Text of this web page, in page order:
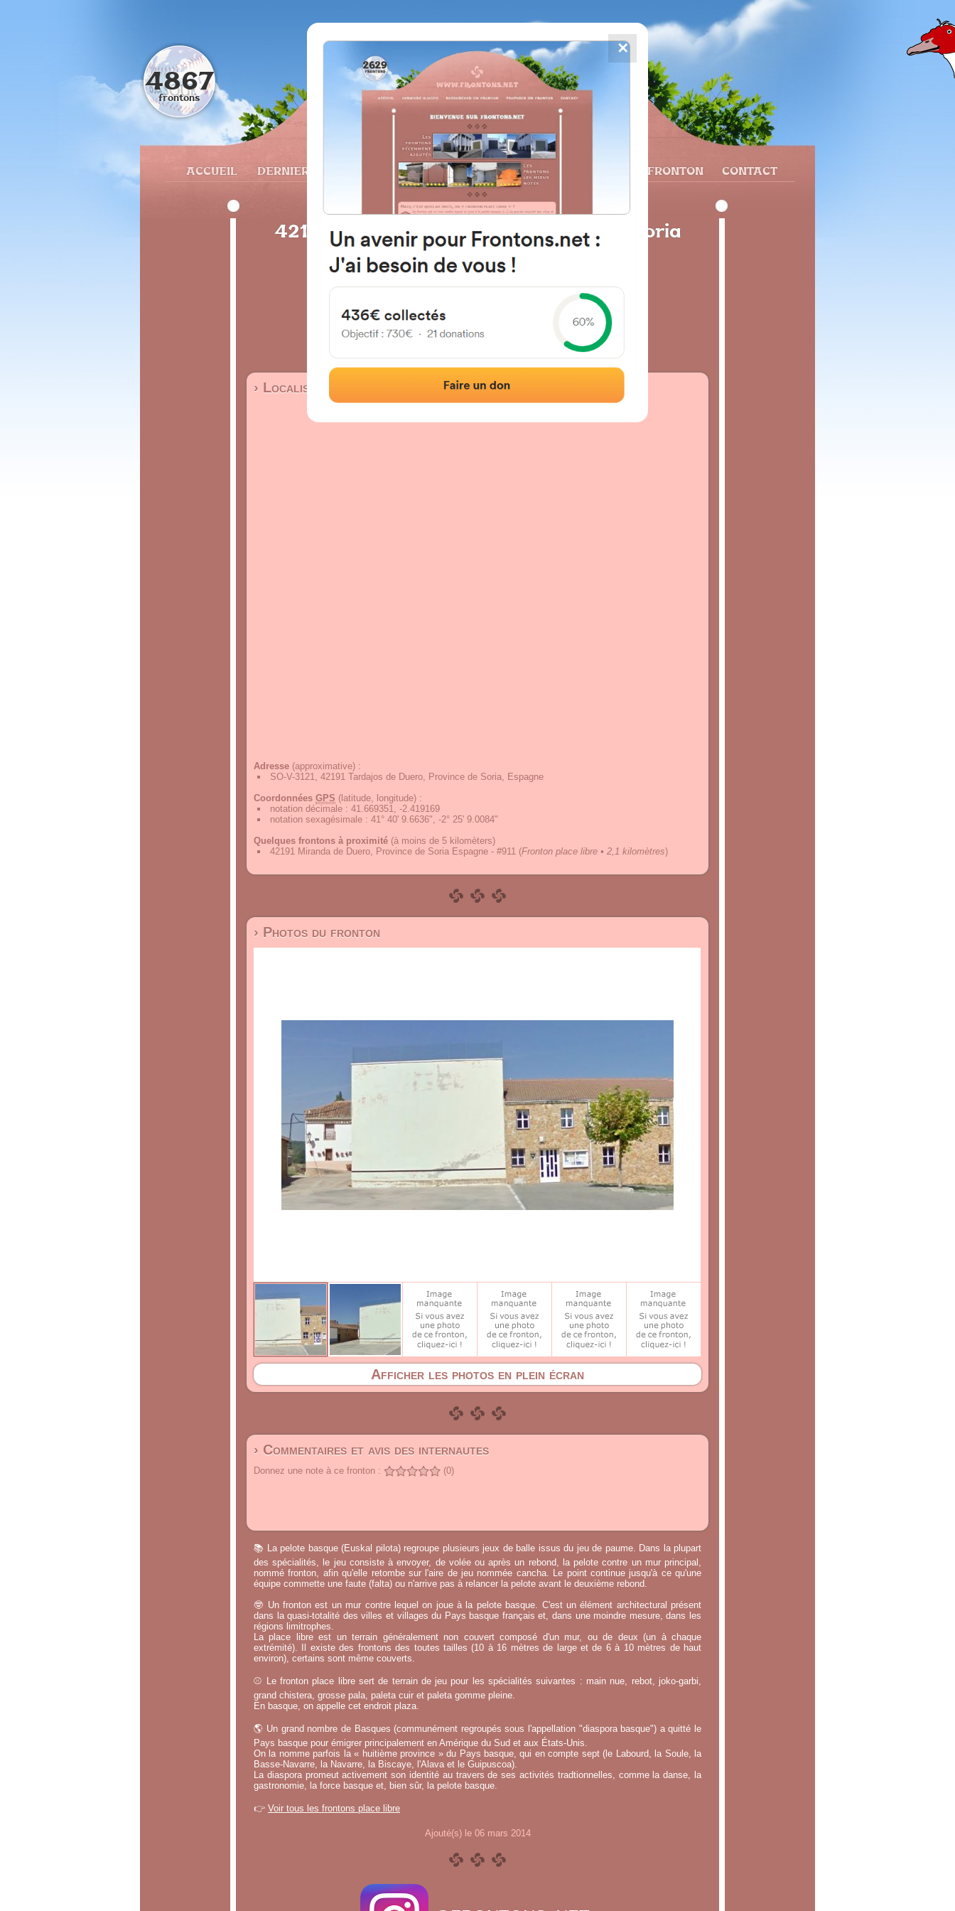
FRONTONS.NET
ACCUEIL DERNIERS AJOUTS RECHERCHER UN FRONTON PROPOSER UN FRONTON CONTACT
4867
frontons
42191 Tardajos de Duero, Province de Soria
Espagne
SO-V-3121
Fronton place libre
› Localisation du fronton
Adresse (approximative) :
SO-V-3121, 42191 Tardajos de Duero, Province de Soria, Espagne
Coordonnées GPS (latitude, longitude) :
notation décimale : 41.669351, -2.419169
notation sexagésimale : 41° 40' 9.6636", -2° 25' 9.0084"
Quelques frontons à proximité (à moins de 5 kilomèters)
42191 Miranda de Duero, Province de Soria Espagne - #911 (Fronton place libre • 2,1 kilomètres)
› Photos du fronton
Afficher les photos en plein écran
› Commentaires et avis des internautes
Donnez une note à ce fronton : (0)
📚 La pelote basque (Euskal pilota) regroupe plusieurs jeux de balle issus du jeu de paume. Dans la plupart
des spécialités, le jeu consiste à envoyer, de volée ou après un rebond, la pelote contre un mur principal,
nommé fronton, afin qu'elle retombe sur l'aire de jeu nommée cancha. Le point continue jusqu'à ce qu'une
équipe commette une faute (falta) ou n'arrive pas à relancer la pelote avant le deuxième rebond.
🤓 Un fronton est un mur contre lequel on joue à la pelote basque. C'est un élément architectural présent
dans la quasi-totalité des villes et villages du Pays basque français et, dans une moindre mesure, dans les
régions limitrophes.
La place libre est un terrain généralement non couvert composé d'un mur, ou de deux (un à chaque
extrémité). Il existe des frontons des toutes tailles (10 à 16 mètres de large et de 6 à 10 mètres de haut
environ), certains sont même couverts.
⚾ Le fronton place libre sert de terrain de jeu pour les spécialités suivantes : main nue, rebot, joko-garbi,
grand chistera, grosse pala, paleta cuir et paleta gomme pleine.
En basque, on appelle cet endroit plaza.
🌎 Un grand nombre de Basques (communément regroupés sous l'appellation "diaspora basque") a quitté le
Pays basque pour émigrer principalement en Amérique du Sud et aux États-Unis.
On la nomme parfois la « huitième province » du Pays basque, qui en compte sept (le Labourd, la Soule, la
Basse-Navarre, la Navarre, la Biscaye, l'Alava et le Guipuscoa).
La diaspora promeut activement son identité au travers de ses activités tradtionnelles, comme la danse, la
gastronomie, la force basque et, bien sûr, la pelote basque.
👉 Voir tous les frontons place libre
Ajouté(s) le 06 mars 2014
✕